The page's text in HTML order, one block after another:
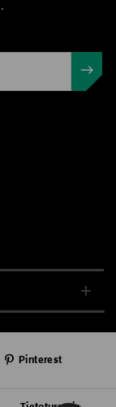
Pinterest